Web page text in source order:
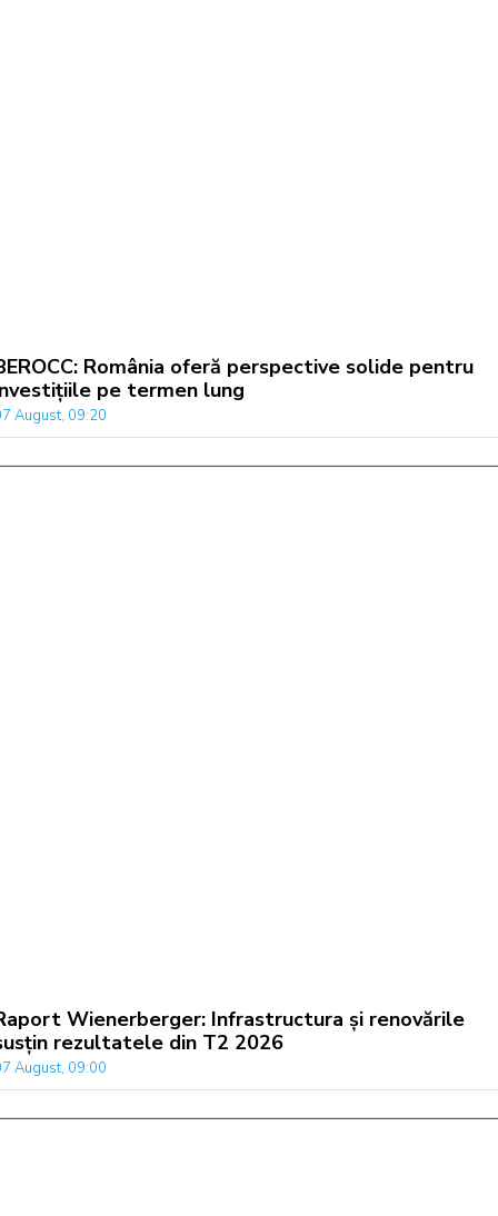
România oferă perspective solide pentru
pe termen lung
August, 09:20
Wienerberger: Infrastructura și renovările
rezultatele din T2 2026
August, 09:00